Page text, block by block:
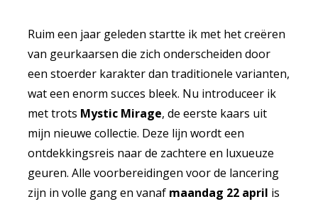
Ruim een jaar geleden startte ik met het creëren
van geurkaarsen die zich onderscheiden door
een stoerder karakter dan traditionele varianten,
wat een enorm succes bleek. Nu introduceer ik
met trots Mystic Mirage, de eerste kaars uit
mijn nieuwe collectie. Deze lijn wordt een
ontdekkingsreis naar de zachtere en luxueuze
geuren. Alle voorbereidingen voor de lancering
zijn in volle gang en vanaf maandag 22 april is